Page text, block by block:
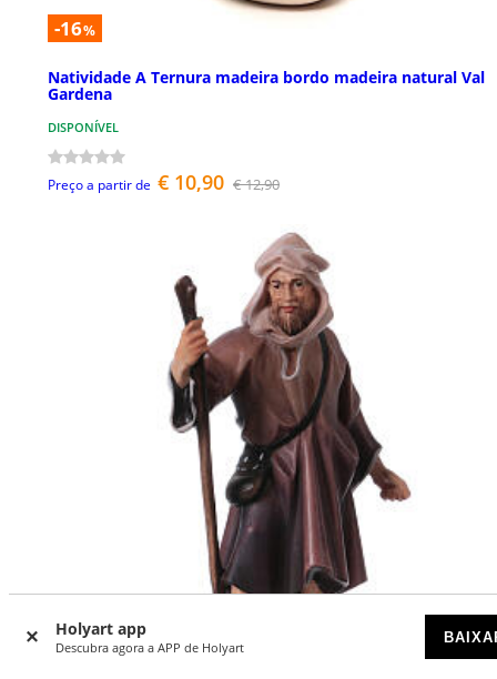
Holyart app
Descubra agora a APP de Holyart
-16%
Natividade A Ternura madeira bordo madeira natural Val
Gardena
DISPONÍVEL
Preço a partir de € 10,90 € 12,90